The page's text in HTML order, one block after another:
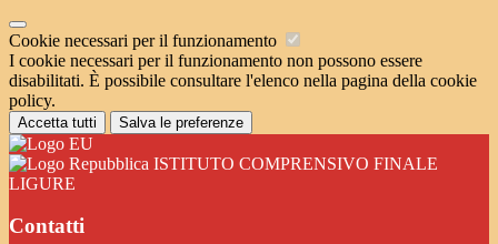
Cookie necessari per il funzionamento
I cookie necessari per il funzionamento non possono essere
disabilitati. È possibile consultare l'elenco nella pagina della cookie
policy.
Accetta tutti Salva le preferenze
ISTITUTO COMPRENSIVO FINALE
LIGURE
Contatti